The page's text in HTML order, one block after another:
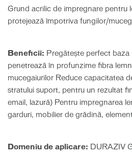
Grund acrilic de impregnare pentru
protejează împotriva fungilor/
Beneficii: Pregătește perfect baza
penetrează în profunzime fibra
mucegaiurilor Reduce capacitatea
stratului suport, pentru un rezultat
email, lazură) Pentru impregnarea
garduri, mobilier de grădină,
Domeniu de aplicare: DURAZIV